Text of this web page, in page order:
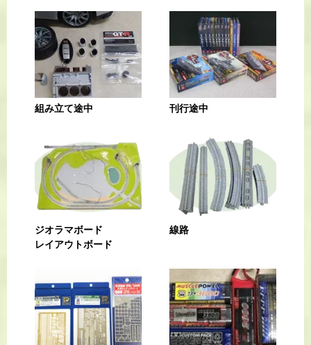
組み立て途中 刊行途中
ジオラマボード
レイアウトボード
線路